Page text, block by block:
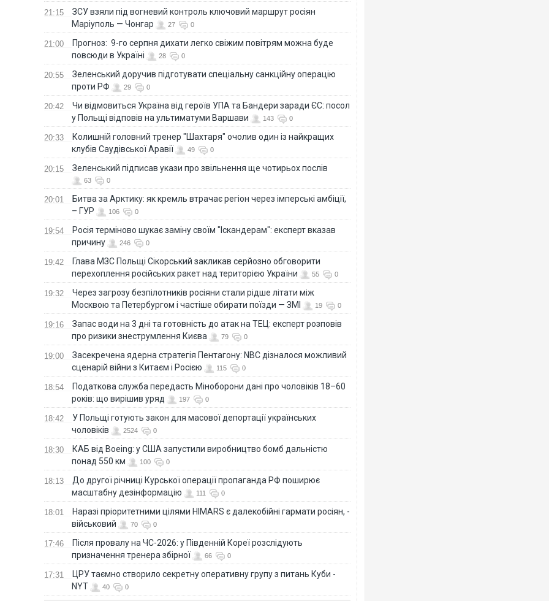
21:15
ЗСУ взяли під вогневий контроль ключовий маршрут росіян
Маріуполь — Чонгар
27 0
21:00
Прогноз: 9-го серпня дихати легко свіжим повітрям можна буде
повсюди в Україні
28 0
20:55
Зеленський доручив підготувати спеціальну санкційну операцію
проти РФ
29 0
20:42
Чи відмовиться Україна від героїв УПА та Бандери заради ЄС: посол
у Польщі відповів на ультиматуми Варшави
143 0
20:33
Колишній головний тренер "Шахтаря" очолив один із найкращих
клубів Саудівської Аравії
49 0
20:15 Зеленський підписав укази про звільнення ще чотирьох послів
63 0
20:01
Битва за Арктику: як кремль втрачає регіон через імперські амбіції,
– ГУР
106 0
19:54
Росія терміново шукає заміну своїм "Іскандерам": експерт вказав
причину
246 0
19:42
Глава МЗС Польщі Сікорський закликав серйозно обговорити
перехоплення російських ракет над територією України
55 0
19:32
Через загрозу безпілотників росіяни стали рідше літати між
Москвою та Петербургом і частіше обирати поїзди — ЗМІ
19 0
19:16
Запас води на 3 дні та готовність до атак на ТЕЦ: експерт розповів
про ризики знеструмлення Києва
79 0
19:00
Засекречена ядерна стратегія Пентагону: NBC дізналося можливий
сценарій війни з Китаєм і Росією
115 0
18:54
Податкова служба передасть Міноборони дані про чоловіків 18–60
років: що вирішив уряд
197 0
18:42
У Польщі готують закон для масової депортації українських
чоловіків
2524 0
18:30
КАБ від Boeing: у США запустили виробництво бомб дальністю
понад 550 км
100 0
18:13
До другої річниці Курської операції пропаганда РФ поширює
масштабну дезінформацію
111 0
18:01
Наразі пріоритетними цілями HIMARS є далекобійні гармати росіян, -
військовий
70 0
17:46
Після провалу на ЧС-2026: у Південній Кореї розслідують
призначення тренера збірної
66 0
17:31
ЦРУ таємно створило секретну оперативну групу з питань Куби -
NYT
40 0
Топпосадовцю